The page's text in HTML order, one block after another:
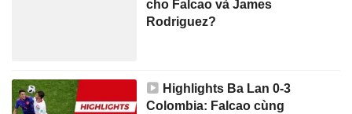
cho Falcao và James
Rodriguez?
Highlights Ba Lan 0-3
Colombia: Falcao cùng